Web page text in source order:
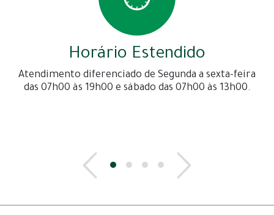
Horário Estendido
Atendimento diferenciado de Segunda a sexta-feira
das 07h00 às 19h00 e sábado das 07h00 às 13h00.